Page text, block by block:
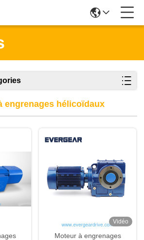
engrenages hélicoïdaux
Vidéo
Moteur à engrenages